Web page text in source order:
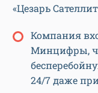
«Цезарь
Компания
Минцифры,
24/7 даже